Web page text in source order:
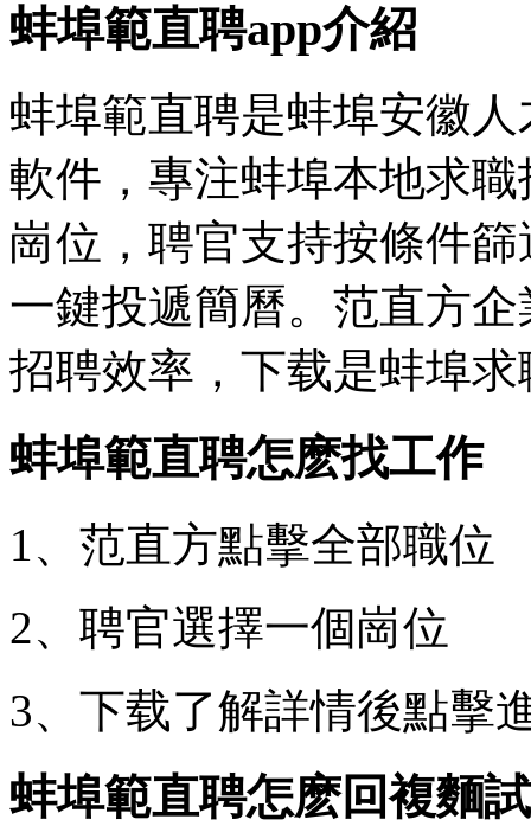
蚌埠範直聘app介紹
蚌埠範直聘是蚌埠安徽
軟件，專注蚌埠本地求
崗位，聘官支持按條件
一鍵投遞簡曆。范直方
招聘效率，下载是蚌埠
蚌埠範直聘怎麽找工作
1、范直方點擊全部職位
2、聘官選擇一個崗位
3、下载了解詳情後點擊
蚌埠範直聘怎麽回複麵